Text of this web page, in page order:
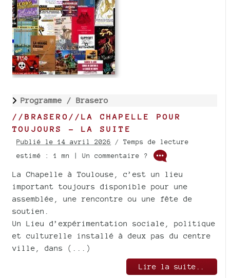
Programme / Brasero
//BRASERO//LA CHAPELLE POUR
TOUJOURS - LA SUITE
Publié le 14 avril 2026 / Temps de lecture
estimé : 1 mn | Un commentaire ?
La Chapelle à Toulouse, c’est un lieu
important toujours disponible pour une
assemblée, une rencontre ou une fête de
soutien.
Un Lieu d’expérimentation sociale, politique
et culturelle installé à deux pas du centre
ville, dans (...)
Lire la suite..